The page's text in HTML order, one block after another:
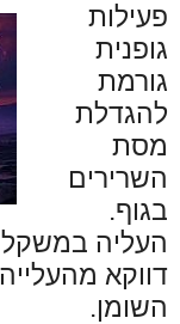
פעילות
גופנית
גורמת
להגדלת
מסת
השרירים
בגוף.
העליה במשקל
דווקא
השומן.